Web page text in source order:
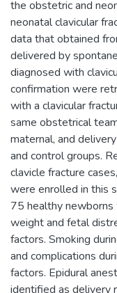
the obstetric and
neonatal clavicular
data that obtained
delivered by
diagnosed with
confirmation were
with a clavicular
same obstetrical
maternal, and
and control groups.
clavicle fracture
were enrolled in this
75 healthy
weight and fetal
factors. Smoking
and complications
factors. Epidural
identified as delivery